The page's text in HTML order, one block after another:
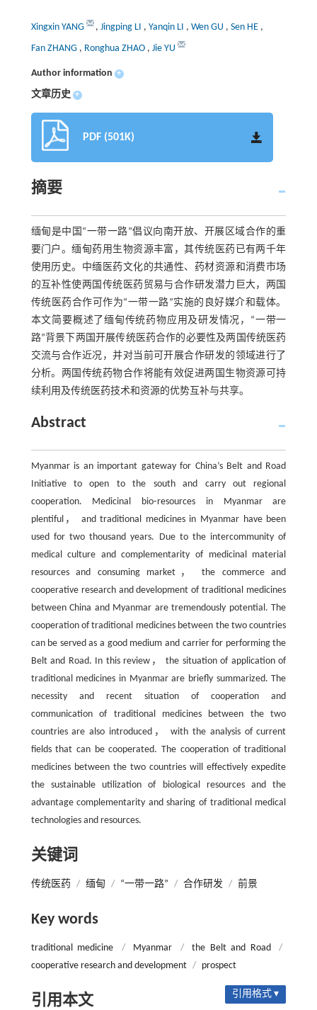
Xingxin YANG , Jingping LI , Yanqin LI , Wen GU , Sen HE ,
Fan ZHANG , Ronghua ZHAO , Jie YU
Author information +
文章历史 +
PDF (501K)
摘要
缅甸是中国“一带一路”倡议向南开放、开展区域合作的重
要门户。缅甸药用生物资源丰富，其传统医药已有两千年
使用历史。中缅医药文化的共通性、药材资源和消费市场
的互补性使两国传统医药贸易与合作研发潜力巨大，两国
传统医药合作可作为“一带一路”实施的良好媒介和载体。
本文简要概述了缅甸传统药物应用及研发情况，“一带一
路”背景下两国开展传统医药合作的必要性及两国传统医药
交流与合作近况，并对当前可开展合作研发的领域进行了
分析。两国传统药物合作将能有效促进两国生物资源可持
续利用及传统医药技术和资源的优势互补与共享。
Abstract
Myanmar is an important gateway for China’s Belt and Road
Initiative to open to the south and carry out regional
cooperation. Medicinal bio⁃resources in Myanmar are
plentiful， and traditional medicines in Myanmar have been
used for two thousand years. Due to the intercommunity of
medical culture and complementarity of medicinal material
resources and consuming market， the commerce and
cooperative research and development of traditional medicines
between China and Myanmar are tremendously potential. The
cooperation of traditional medicines between the two countries
can be served as a good medium and carrier for performing the
Belt and Road. In this review， the situation of application of
traditional medicines in Myanmar are briefly summarized. The
necessity and recent situation of cooperation and
communication of traditional medicines between the two
countries are also introduced， with the analysis of current
fields that can be cooperated. The cooperation of traditional
medicines between the two countries will effectively expedite
the sustainable utilization of biological resources and the
advantage complementarity and sharing of traditional medical
technologies and resources.
关键词
传统医药 / 缅甸 / “一带一路” / 合作研发 / 前景
Key words
traditional medicine / Myanmar / the Belt and Road
/
cooperative research and development / prospect
引用本文 引用格式 ▾